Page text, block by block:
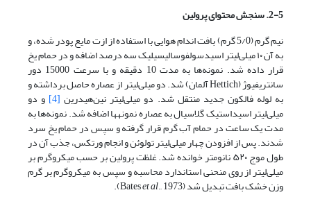
2-5. سنجش محتوای پرولین
نیم گرم (5/0 گرم) بافت اندام هوایی با استفاده از ازت مایع پودر شده، و
به آن ۱۰ میلی‌لیتر اسیدسولفوسالیسیلیک سه درصد اضافه و در حمام یخ
قرار داده شد. نمونه‌ها به مدت 10 دقیقه و با سرعت 15000 دور
سانتریفیوژ (Hettich آلمان) شد. دو میلی‌لیتر از عصاره حاصل برداشته و
به لوله فالکون جدید منتقل شد. دو میلی‌لیتر نین‌هیدرین [4] و دو
میلی‌لیتر اسیداستیک گلاسیال به عصاره نمونه­ها اضافه شد. نمونه‌ها به
مدت یک ساعت در حمام آب گرم قرار گرفته و سپس در حمام یخ سرد
شدند. پس از افزودن چهار میلی‌لیتر تولوئن و انجام ورتکس، جذب‌ آن در
طول موج ۵۲۰ نانومتر خوانده شد. غلظت پرولین بر حسب میکروگرم بر
میلی‌لیتر از روی منحنی استاندارد محاسبه و سپس به میکروگرم بر گرم
وزن خشک بافت تبدیل شد (Bates et al., 1973).